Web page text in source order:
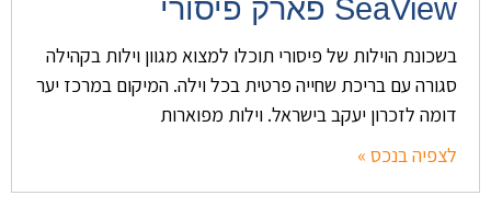
SeaView פארק פיסורי
בשכונת הוילות של פיסורי תוכלו למצוא מגוון וילות בקהילה
סגורה עם בריכת שחייה פרטית בכל וילה. המיקום במרכז יער
דומה לזכרון יעקב בישראל. וילות מפוארות
לצפיה בנכס »